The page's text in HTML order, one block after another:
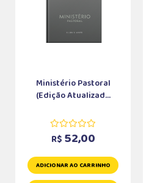
Ministério Pastoral
(Edição Atualizad...
R$ 52,00
ADICIONAR AO CARRINHO